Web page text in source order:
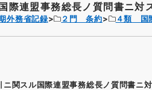
際連盟事務総長ノ質問書ニ対
外務省記録 ２門 条約 ４類 国
ニ関スル国際連盟事務総長ノ質問書ニ